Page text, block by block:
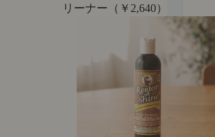
リーナー（￥2,640）